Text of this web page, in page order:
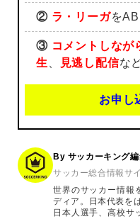
② ラ・リーガを
③ コメントしなが
生
見逃し配信な
お申し
By サッカーキング
サッカー総合情報サ
世界のサッカー情報
ディア。日本代表を
日本人選手、高校サ